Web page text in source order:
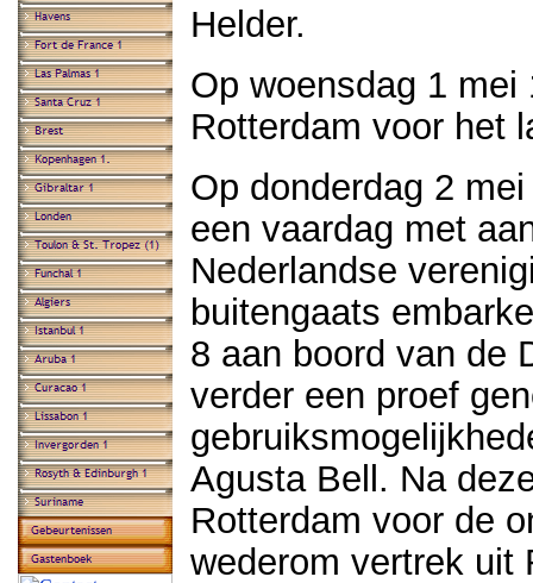
Helder.
Op woensdag 1 mei
Rotterdam voor het
Op donderdag 2
een vaardag met
Nederlandse
buitengaats
8 aan boord van de
verder een proef
Agusta Bell. Na
Rotterdam voor de
wederom vertrek uit